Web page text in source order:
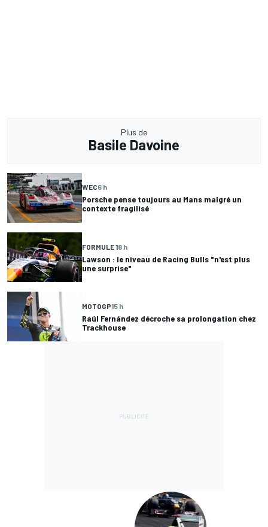
Plus de
Basile Davoine
WEC6 h
Porsche pense toujours au Mans malgré un
contexte fragilisé
FORMULE 18 h
Lawson : le niveau de Racing Bulls "n'est plus
une surprise"
MOTOGP15 h
Raúl Fernández décroche sa prolongation chez
Trackhouse